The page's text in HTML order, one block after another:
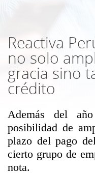
Reactiva
no solo
gracia sino
crédito
Además del
posibilidad de
plazo del pago
cierto grupo de
nota.